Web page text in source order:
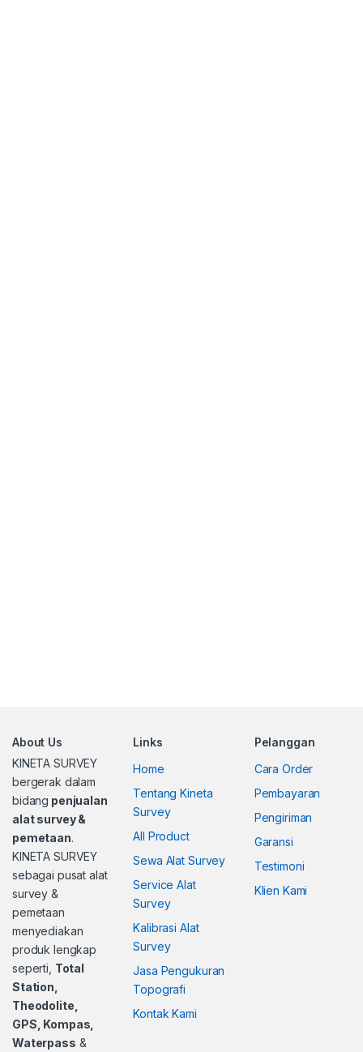
About Us
KINETA SURVEY
bergerak dalam
bidang penjualan
alat survey &
pemetaan.
KINETA SURVEY
sebagai pusat alat
survey &
pemetaan
menyediakan
produk lengkap
seperti, Total
Station,
Theodolite,
GPS, Kompas,
Waterpass &
Links
Home
Tentang Kineta
Survey
All Product
Sewa Alat Survey
Service Alat
Survey
Kalibrasi Alat
Survey
Jasa Pengukuran
Topografi
Kontak Kami
Pelanggan
Cara Order
Pembayaran
Pengiriman
Garansi
Testimoni
Klien Kami